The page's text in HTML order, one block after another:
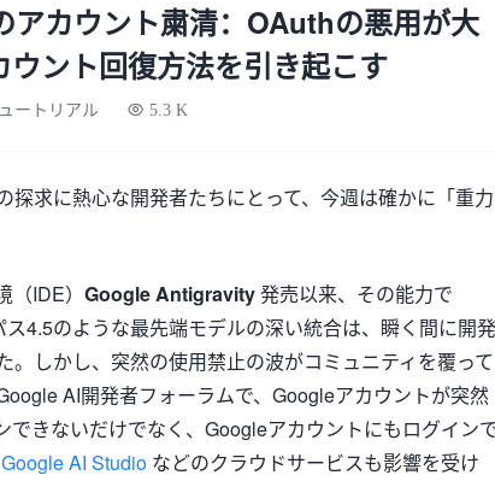
カウント粛清：OAuthの悪用が大
ント回復方法を引き起こす
ートリアル 5.3 K
探求に熱心な開発者たちにとって、今週は確かに「重力
IDE） Google Antigravity発売以来、その能力で
ス4.5のような最先端モデルの深い統合は、瞬く間に開発
。しかし、突然の使用禁止の波がコミュニティを覆って
AI開発者フォーラムで、Googleアカウントが突然
できないだけでなく、Googleアカウントにもログイン
Google AI Studio などのクラウドサービスも影響を受け